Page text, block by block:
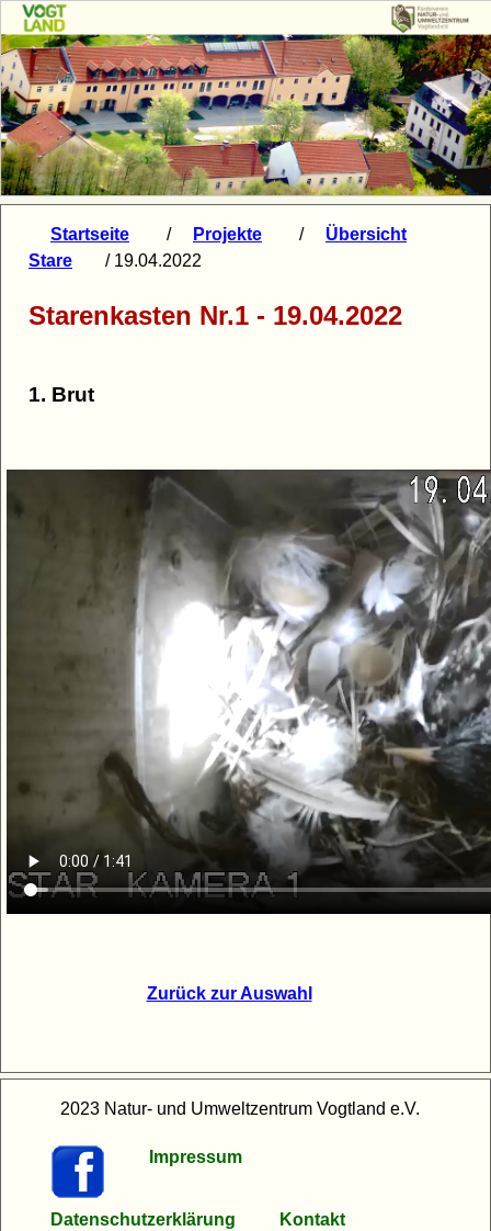
Startseite / Projekte /
Übersicht
Stare
/ 19.04.2022
Starenkasten Nr.1 - 19.04.2022
1. Brut
Zurück zur Auswahl
2023 Natur- und Umweltzentrum Vogtland e.V.
Impressum
Datenschutzerklärung
Kontakt